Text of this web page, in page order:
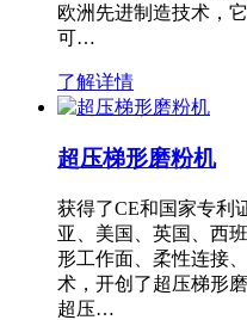
欧洲先进制造技术，
可…
了解详情
超压梯形磨粉机
获得了CE和国家专利
亚、美国、英国、西
形工作面、柔性连接
术，开创了超压梯形
超压…